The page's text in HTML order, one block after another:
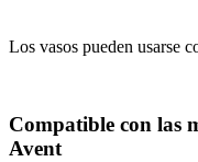
Los vasos pueden usarse
Compatible con las
Avent